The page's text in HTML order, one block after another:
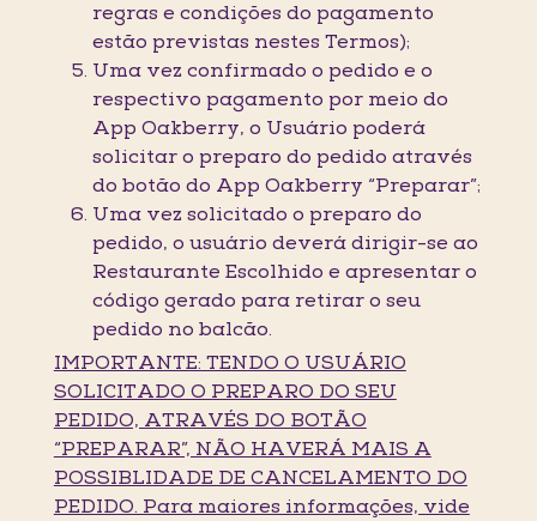
regras e condições do pagamento
estão previstas nestes Termos);
Uma vez confirmado o pedido e o
respectivo pagamento por meio do
App Oakberry, o Usuário poderá
solicitar o preparo do pedido através
do botão do App Oakberry “Preparar”;
Uma vez solicitado o preparo do
pedido, o usuário deverá dirigir-se ao
Restaurante Escolhido e apresentar o
código gerado para retirar o seu
pedido no balcão.
IMPORTANTE: TENDO O USUÁRIO
SOLICITADO O PREPARO DO SEU
PEDIDO, ATRAVÉS DO BOTÃO
“PREPARAR”, NÃO HAVERÁ MAIS A
POSSIBLIDADE DE CANCELAMENTO DO
PEDIDO. Para maiores informações, vide